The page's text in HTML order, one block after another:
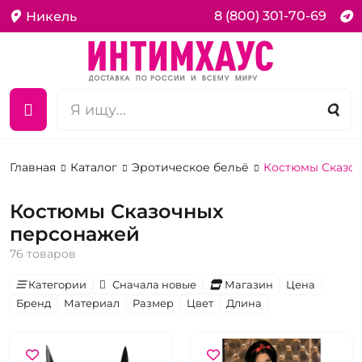
Никель 8 (800) 301-70-69
Главная Каталог Эротическое бельё Костюмы
Костюмы Сказочных
персонажей
76 товаров
Категории Сначала новые Магазин
Цена
Бренд
Материал Размер Цвет Длина